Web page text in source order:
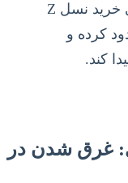
اینفلوئنسرهای نانو در تصمیم‌گیری خرید نسل Z
کرده و
کند.
غرق شدن در